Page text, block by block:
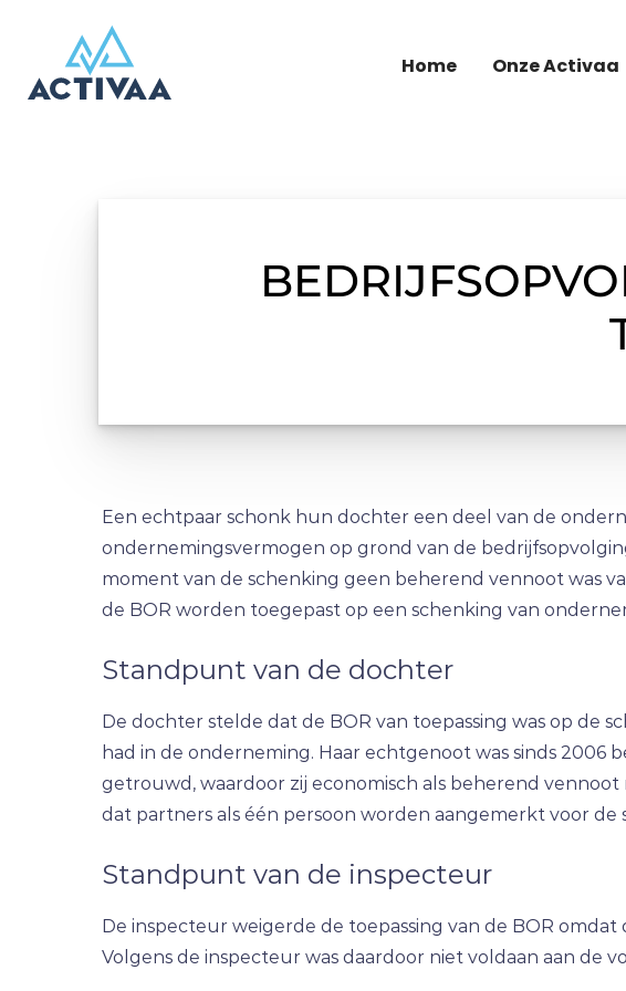
Home Onze Activaa
Een echtpaar schonk hun dochter een deel van de
ondernemingsvermogen op grond van de
moment van de schenking geen beherend vennoot was
de BOR worden toegepast op een schenking van
Standpunt van de dochter
De dochter stelde dat de BOR van toepassing was op de
had in de onderneming. Haar echtgenoot was sinds
getrouwd, waardoor zij economisch als beherend vennoot
dat partners als één persoon worden aangemerkt voor de
Standpunt van de inspecteur
De inspecteur weigerde de toepassing van de BOR
Volgens de inspecteur was daardoor niet voldaan aan de